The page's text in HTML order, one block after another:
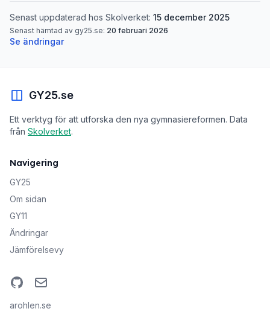
Senast uppdaterad hos Skolverket: 15 december 2025
Senast hämtad av gy25.se: 20 februari 2026
Se ändringar
GY25.se
Ett verktyg för att utforska den nya gymnasiereformen. Data
från Skolverket.
Navigering
GY25
Om sidan
GY11
Ändringar
Jämförelsevy
GitHubEmail
arohlen.se